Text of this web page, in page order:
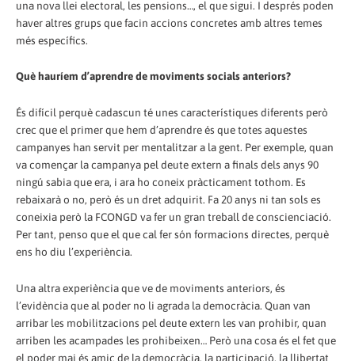
una nova llei electoral, les pensions…, el que sigui. I després poden
haver altres grups que facin accions concretes amb altres temes
més específics.
Què hauríem d’aprendre de moviments socials anteriors?
És difícil perquè cadascun té unes característiques diferents però
crec que el primer que hem d’aprendre és que totes aquestes
campanyes han servit per mentalitzar a la gent. Per exemple, quan
va començar la campanya pel deute extern a finals dels anys 90
ningú sabia que era, i ara ho coneix pràcticament tothom. Es
rebaixarà o no, però és un dret adquirit. Fa 20 anys ni tan sols es
coneixia però la FCONGD va fer un gran treball de conscienciació.
Per tant, penso que el que cal fer són formacions directes, perquè
ens ho diu l’experiència.
Una altra experiència que ve de moviments anteriors, és
l’evidència que al poder no li agrada la democràcia. Quan van
arribar les mobilitzacions pel deute extern les van prohibir, quan
arriben les acampades les prohibeixen… Però una cosa és el fet que
el poder mai és amic de la democràcia, la participació, la llibertat